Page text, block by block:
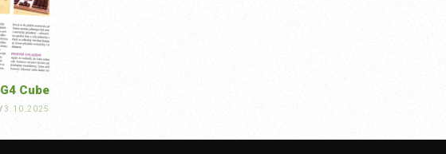
Cube
/3.10.2025